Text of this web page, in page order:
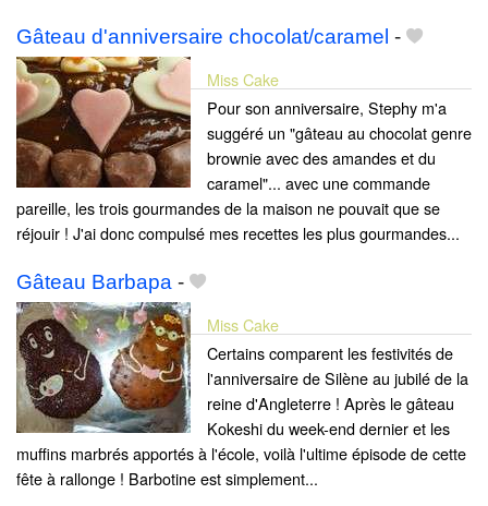
Gâteau d'anniversaire chocolat/caramel -
Miss Cake
Pour son anniversaire, Stephy m'a
suggéré un "gâteau au chocolat genre
brownie avec des amandes et du
caramel"... avec une commande
pareille, les trois gourmandes de la maison ne pouvait que se
réjouir ! J'ai donc compulsé mes recettes les plus gourmandes...
Gâteau Barbapa -
Miss Cake
Certains comparent les festivités de
l'anniversaire de Silène au jubilé de la
reine d'Angleterre ! Après le gâteau
Kokeshi du week-end dernier et les
muffins marbrés apportés à l'école, voilà l'ultime épisode de cette
fête à rallonge ! Barbotine est simplement...